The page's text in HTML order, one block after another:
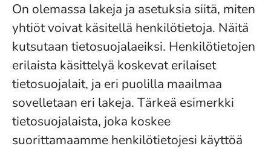
On olemassa lakeja ja asetuksia siitä, miten
yhtiöt voivat käsitellä henkilötietoja. Näitä
kutsutaan tietosuojalaeiksi. Henkilötietojen
erilaista käsittelyä koskevat erilaiset
tietosuojalait, ja eri puolilla maailmaa
sovelletaan eri lakeja. Tärkeä esimerkki
tietosuojalaista, joka koskee
suorittamaamme henkilötietojesi käyttöä